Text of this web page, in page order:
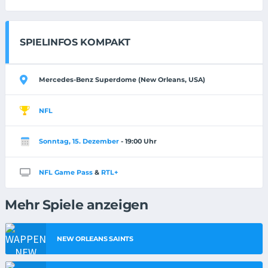
SPIELINFOS KOMPAKT
Mercedes-Benz Superdome (New Orleans, USA)
NFL
Sonntag, 15. Dezember - 19:00 Uhr
NFL Game Pass & RTL+
Mehr Spiele anzeigen
NEW ORLEANS SAINTS